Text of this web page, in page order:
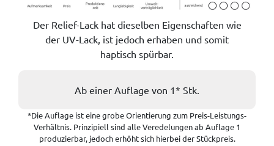
Der Relief-Lack hat dieselben Eigenschaften wie
der UV-Lack, ist jedoch erhaben und somit
haptisch spürbar.
Ab einer Auflage von 1* Stk.
*Die Auflage ist eine grobe Orientierung zum Preis-Leistungs-
Verhältnis. Prinzipiell sind alle Veredelungen ab Auflage 1
produzierbar, jedoch erhöht sich hierbei der Stückpreis.